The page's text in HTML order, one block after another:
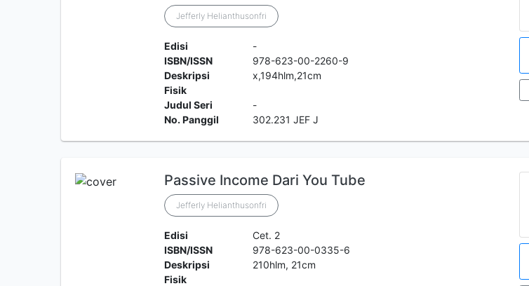
Jefferly Helianthusonfri
Edisi
-
ISBN/ISSN
978-623-00-2260-9
Deskripsi
Fisik
x,194hlm,21cm
Judul Seri
-
No. Panggil
302.231 JEF J
Passive Income Dari You Tube
Jefferly Helianthusonfri
Edisi
Cet. 2
ISBN/ISSN
978-623-00-0335-6
Deskripsi
Fisik
210hlm, 21cm